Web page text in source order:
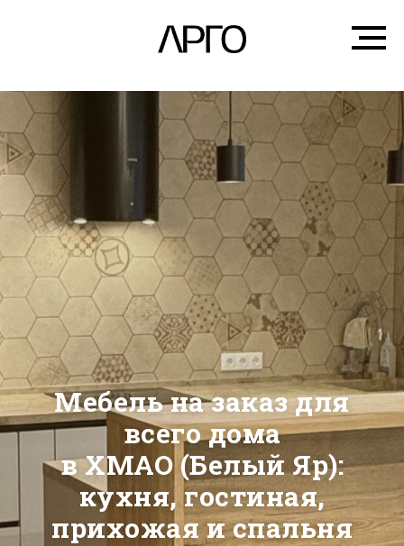
Мебель на заказ для
всего дома
в ХМАО (Белый Яр):
кухня, гостиная,
прихожая и спальня